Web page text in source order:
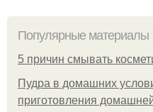
Популярные материалы
5 причин смывать
Пудра в домашних
приготовления